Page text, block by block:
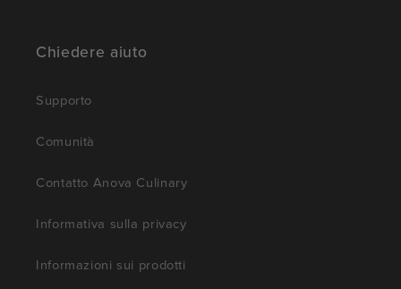
Chiedere aiuto
Supporto
Comunità
Contatto Anova Culinary
Informativa sulla privacy
Informazioni sui prodotti